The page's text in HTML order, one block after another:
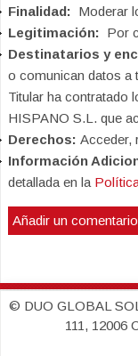
Finalidad: Moderar
Legitimación: Por
Destinatarios y
o comunican datos a
Titular ha contratado
HISPANO S.L. que
Derechos: Acceder,
Información
detallada en la
© DUO GLOBAL
111, 12006